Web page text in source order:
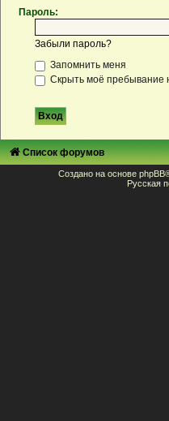
Пароль:
Забыли пароль?
Запомнить меня
Скрыть моё пребывание
Список форумов
Создано на основе phpBB
Русская